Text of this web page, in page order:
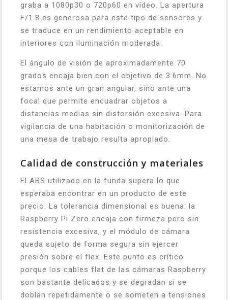
graba a 1080p30 o 720p60 en vídeo. La apertura
F/1.8 es generosa para este tipo de sensores y
se traduce en un rendimiento aceptable en
interiores con iluminación moderada.
El ángulo de visión de aproximadamente 70
grados encaja bien con el objetivo de 3.6mm. No
estamos ante un gran angular, sino ante una
focal que permite encuadrar objetos a
distancias medias sin distorsión excesiva. Para
vigilancia de una habitación o monitorización de
una mesa de trabajo resulta apropiado.
Calidad de construcción y materiales
El ABS utilizado en la funda supera lo que
esperaba encontrar en un producto de este
precio. La tolerancia dimensional es buena: la
Raspberry Pi Zero encaja con firmeza pero sin
resistencia excesiva, y el módulo de cámara
queda sujeto de forma segura sin ejercer
presión sobre el flex. Este punto es crítico
porque los cables flat de las cámaras Raspberry
son bastante delicados y se degradan si se
doblan repetidamente o se someten a tensiones